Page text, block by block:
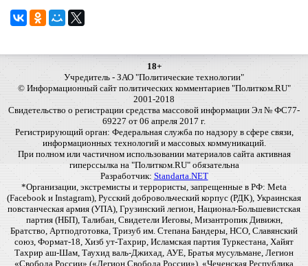
18+
Учредитель - ЗАО "Политические технологии"
© Информационный сайт политических комментариев "Политком.RU"
2001-2018
Свидетельство о регистрации средства массовой информации Эл № ФС77-
69227 от 06 апреля 2017 г.
Регистрирующий орган: Федеральная служба по надзору в сфере связи,
информационных технологий и массовых коммуникаций.
При полном или частичном использовании материалов сайта активная
гиперссылка на "Политком.RU" обязательна
Разработчик: Standarta.NET
*Организации, экстремисты и террористы, запрещенные в РФ: Meta
(Facebook и Instagram), Русский добровольческий корпус (РДК), Украинская
повстанческая армия (УПА), Грузинский легион, Национал-Большевистская
партия (НБП), Талибан, Свидетели Иеговы, Мизантропик Дивижн,
Братство, Артподготовка, Тризуб им. Степана Бандеры, НСО, Славянский
союз, Формат-18, Хизб ут-Тахрир, Исламская партия Туркестана, Хайят
Тахрир аш-Шам, Таухид валь-Джихад, АУЕ, Братья мусульмане, Легион
«Свобода России» («Легион Свобода России»), «Чеченская Республика